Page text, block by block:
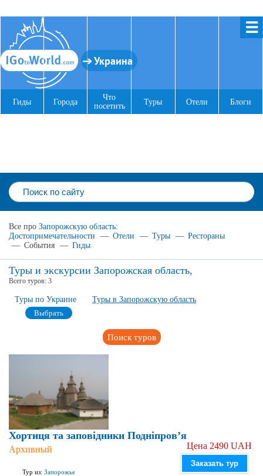
☰
Украина
Гиды Города
Что
посетить
Туры Отели Блоги
Все про Запорожскую область:
Достопримечательности
— Отели — Туры — Рестораны
— События — Гиды
Туры и экскурсии Запорожская область,
Всего туров: 3
Туры по Украине
Туры в Запорожскую область
Выбрать
Поиск туров
Хортиця та заповідники Подніпров’я
Архивный
Тур из: Запорожье
Цена 2490 UAH
Заказать тур